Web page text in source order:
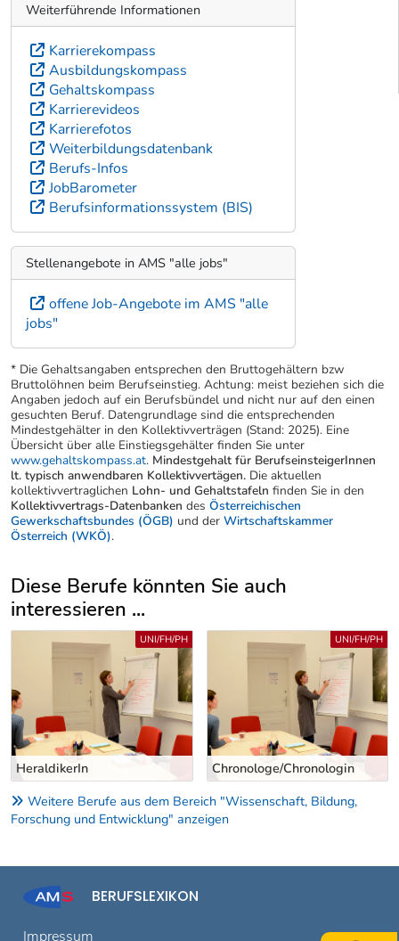
Weiterführende Informationen
Karrierekompass
Ausbildungskompass
Gehaltskompass
Karrierevideos
Karrierefotos
Weiterbildungsdatenbank
Berufs-Infos
JobBarometer
Berufsinformationssystem (BIS)
Stellenangebote in AMS "alle jobs"
offene Job-Angebote im AMS "alle
jobs"
* Die Gehaltsangaben entsprechen den Bruttogehältern bzw
Bruttolöhnen beim Berufseinstieg. Achtung: meist beziehen sich die
Angaben jedoch auf ein Berufsbündel und nicht nur auf den einen
gesuchten Beruf. Datengrundlage sind die entsprechenden
Mindestgehälter in den Kollektivverträgen (Stand: 2025). Eine
Übersicht über alle Einstiegsgehälter finden Sie unter
www.gehaltskompass.at. Mindestgehalt für BerufseinsteigerInnen
lt. typisch anwendbaren Kollektivvertägen. Die aktuellen
kollektivvertraglichen Lohn- und Gehaltstafeln finden Sie in den
Kollektivvertrags-Datenbanken des Österreichischen
Gewerkschaftsbundes (ÖGB) und der Wirtschaftskammer
Österreich (WKÖ).
Diese Berufe könnten Sie auch
interessieren ...
Uber weitere Berufsvorschläge
HeraldikerIn
UNI/FH/PH
Chronologe/Chronologin
UNI/FH/PH
Weitere Berufe aus dem Bereich "Wissenschaft, Bildung,
Forschung und Entwicklung" anzeigen
BERUFSLEXIKON
Impressum